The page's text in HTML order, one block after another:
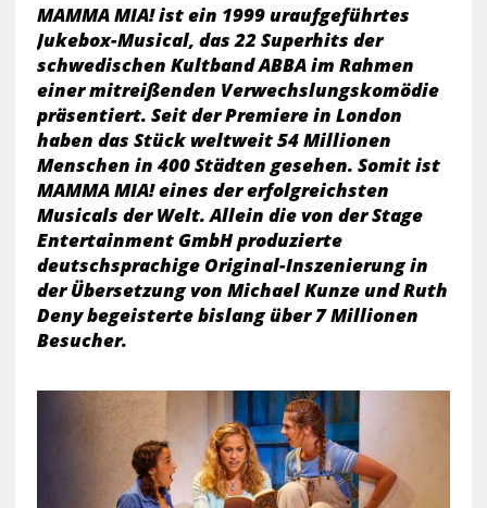
MAMMA MIA! ist ein 1999 uraufgeführtes
Jukebox-Musical, das 22 Superhits der
schwedischen Kultband ABBA im Rahmen
einer mitreißenden Verwechslungskomödie
präsentiert. Seit der Premiere in London
haben das Stück weltweit 54 Millionen
Menschen in 400 Städten gesehen. Somit ist
MAMMA MIA! eines der erfolgreichsten
Musicals der Welt. Allein die von der Stage
Entertainment GmbH produzierte
deutschsprachige Original-Inszenierung in
der Übersetzung von Michael Kunze und Ruth
Deny begeisterte bislang über 7 Millionen
Besucher.